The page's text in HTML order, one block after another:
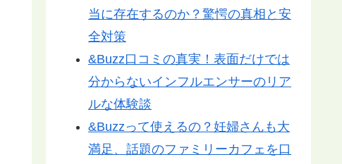
当に存在するのか？驚愕の真相と安
全対策
&Buzz口コミの真実！表面だけでは
分からないインフルエンサーのリア
ルな体験談
&Buzzって使えるの？妊婦さんも大
満足、話題のファミリーカフェを口